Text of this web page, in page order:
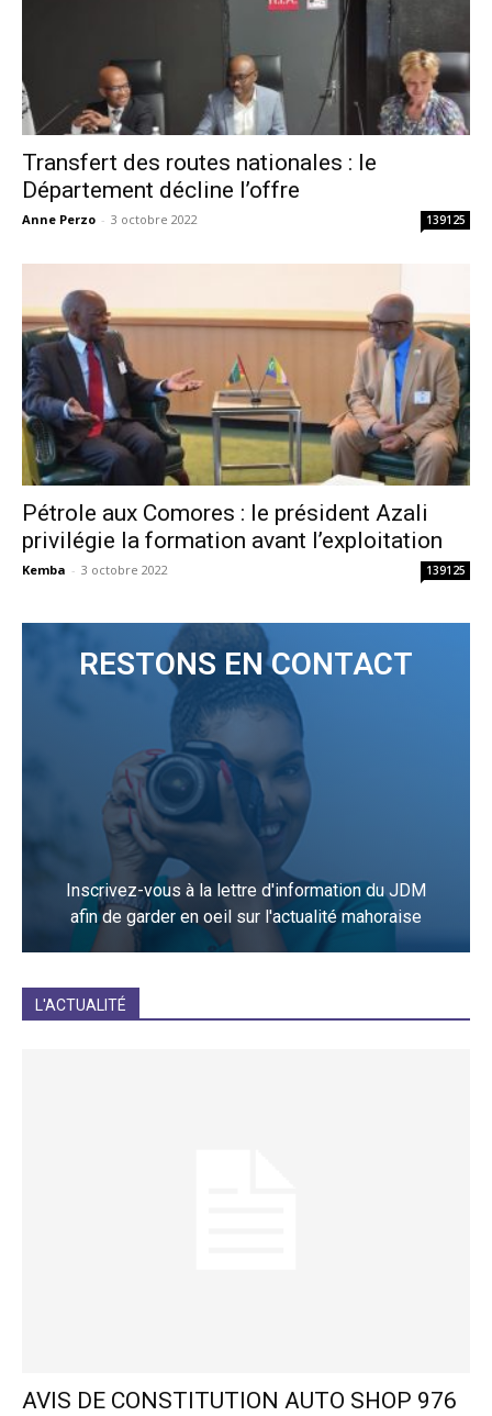
Transfert des routes nationales : le
Département décline l’offre
Anne Perzo - 3 octobre 2022 139125
Pétrole aux Comores : le président Azali
privilégie la formation avant l’exploitation
Kemba - 3 octobre 2022 139125
RESTONS EN CONTACT
Inscrivez-vous à la lettre d'information du JDM
afin de garder en oeil sur l'actualité mahoraise
L'ACTUALITÉ
AVIS DE CONSTITUTION AUTO SHOP 976